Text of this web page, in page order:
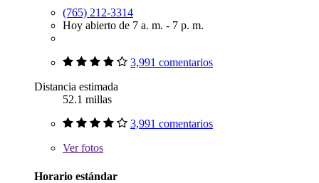
(765) 212-3314
Hoy abierto de 7 a. m. - 7 p. m.
3,991 comentarios
Distancia estimada
52.1 millas
3,991 comentarios
Verfotos
Horario estándar